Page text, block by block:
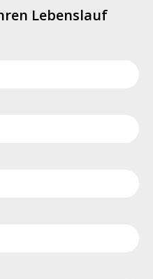
Lebenslauf